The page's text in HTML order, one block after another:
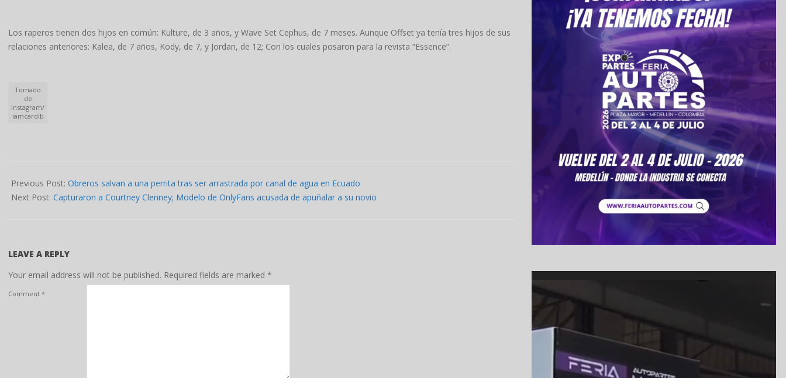
Los raperos tienen dos hijos en común: Kulture, de 3 años, y Wave Set Cephus, de 7 meses. Aunque Offset ya tenía tres hijos de sus
relaciones anteriores: Kalea, de 7 años, Kody, de 7, y Jordan, de 12; Con los cuales posaron para la revista “Essence”.
Tomado
de
Instagram/
iamcardib
04-
16
Previous Post: Obreros salvan a una perrita tras ser arrastrada por canal de agua en Ecuado
Next Post: Capturaron a Courtney Clenney; Modelo de OnlyFans acusada de apuñalar a su novio
LEAVE A REPLY
Your email address will not be published. Required fields are marked *
Comment *
Player